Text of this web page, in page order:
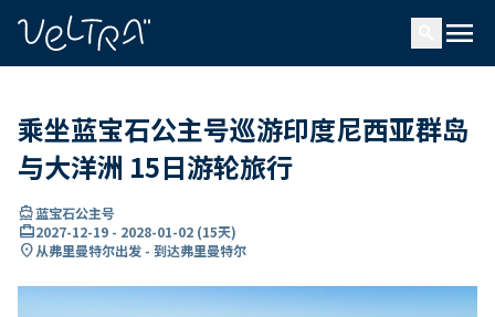
menu
乘坐蓝宝石公主号巡游印度尼西亚群岛
与大洋洲 15日游轮旅行
directions_boat蓝宝石公主号
card_travel2027-12-19 - 2028-01-02 (15天)
location_on从弗里曼特尔出发 - 到达弗里曼特尔